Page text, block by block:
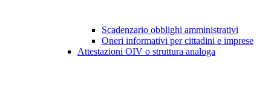
Scadenzario obblighi amministrativi
Oneri informativi per cittadini e imprese
Attestazioni OIV o struttura analoga